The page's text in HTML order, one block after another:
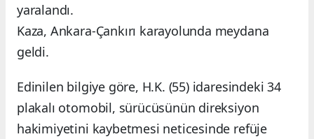
yaralandı.
Kaza, Ankara-Çankırı karayolunda meydana
geldi.
Edinilen bilgiye göre, H.K. (55) idaresindeki 34
plakalı otomobil, sürücüsünün direksiyon
hakimiyetini kaybetmesi neticesinde refüje